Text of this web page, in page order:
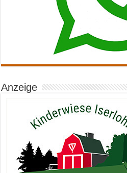
Anzeige